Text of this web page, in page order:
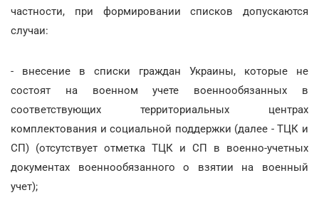
частности, при формировании списков допускаются
случаи:
- внесение в списки граждан Украины, которые не
состоят на военном учете военнообязанных в
соответствующих территориальных центрах
комплектования и социальной поддержки (далее - ТЦК и
СП) (отсутствует отметка ТЦК и СП в военно-учетных
документах военнообязанного о взятии на военный
учет);